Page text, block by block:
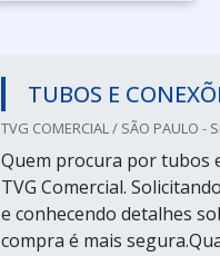
TUBOS E
TVG COMERCIAL / SÃO PAULO -
Quem procura por tubos
TVG Comercial.
e conhecendo detalhes
compra é mais